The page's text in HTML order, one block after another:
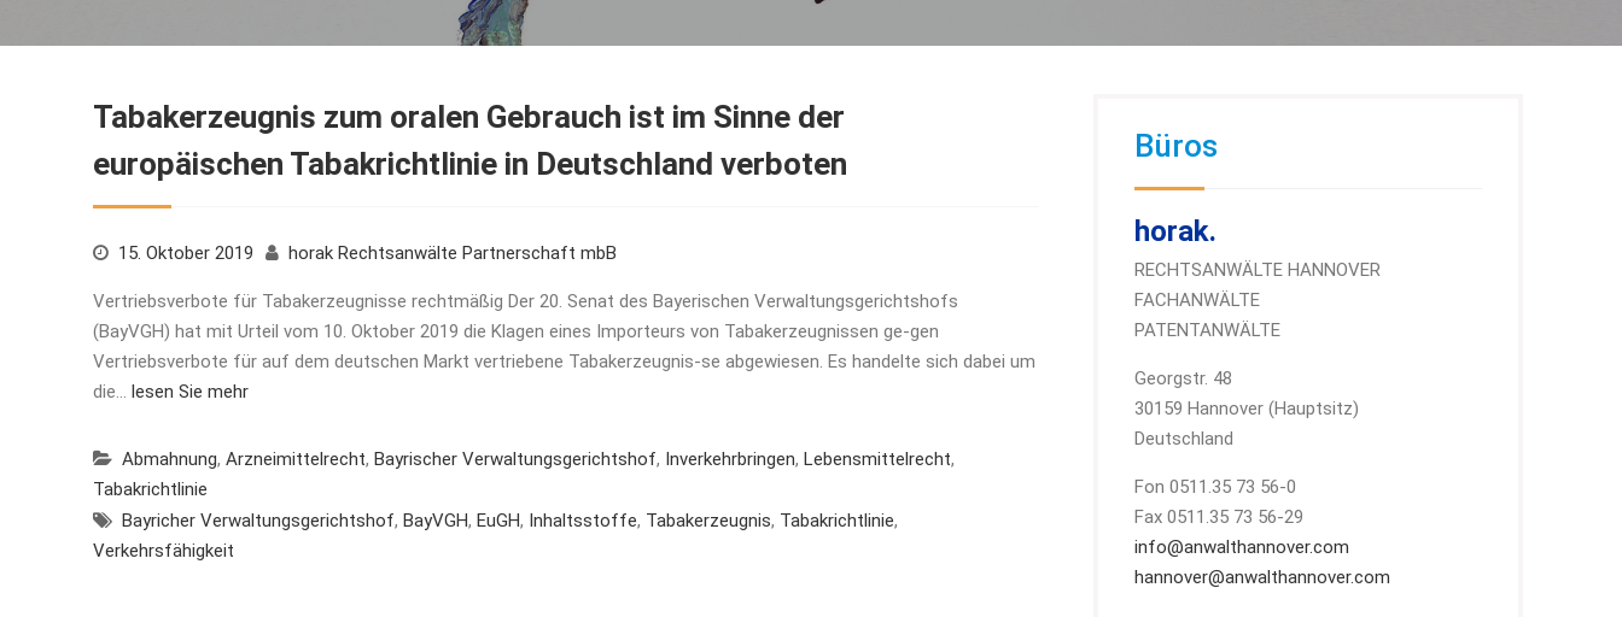
Tabakerzeugnis zum oralen Gebrauch ist im Sinne der
europäischen Tabakrichtlinie in Deutschland verboten
15. Oktober 2019 horak Rechtsanwälte Partnerschaft mbB
Vertriebsverbote für Tabakerzeugnisse rechtmäßig Der 20. Senat des Bayerischen Verwaltungsgerichtshofs
(BayVGH) hat mit Urteil vom 10. Oktober 2019 die Klagen eines Importeurs von Tabakerzeugnissen ge-gen
Vertriebsverbote für auf dem deutschen Markt vertriebene Tabakerzeugnis-se abgewiesen. Es handelte sich dabei um
die… lesen Sie mehr
Abmahnung, Arzneimittelrecht, Bayrischer Verwaltungsgerichtshof, Inverkehrbringen, Lebensmittelrecht,
Tabakrichtlinie
Bayricher Verwaltungsgerichtshof, BayVGH, EuGH, Inhaltsstoffe, Tabakerzeugnis, Tabakrichtlinie,
Verkehrsfähigkeit
Büros
horak.
RECHTSANWÄLTE HANNOVER
FACHANWÄLTE
PATENTANWÄLTE
Georgstr. 48
30159 Hannover (Hauptsitz)
Deutschland
Fon 0511.35 73 56-0
Fax 0511.35 73 56-29
info@anwalthannover.com
hannover@anwalthannover.com